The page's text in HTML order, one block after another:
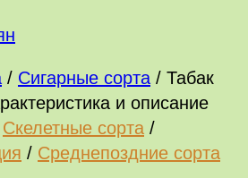
/ Сигарные сорта / Табак
и описание
Скелетные сорта /
/ Среднепоздние сорта